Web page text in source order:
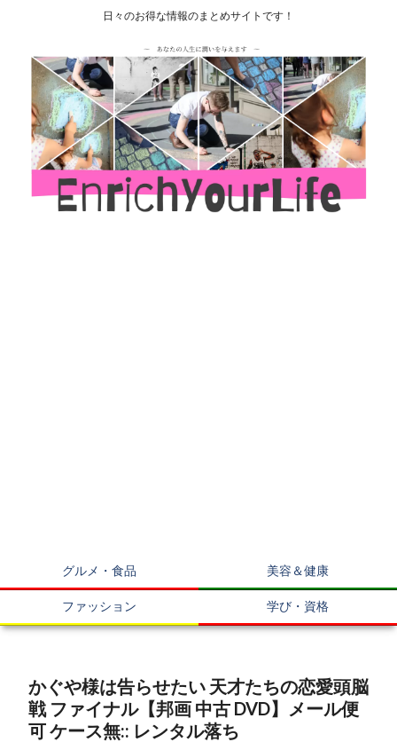
日々のお得な情報のまとめサイトです！
グルメ・食品 美容＆健康
ファッション 学び・資格
かぐや様は告らせたい 天才たちの恋愛頭脳
戦 ファイナル【邦画 中古 DVD】メール便
可 ケース無:: レンタル落ち